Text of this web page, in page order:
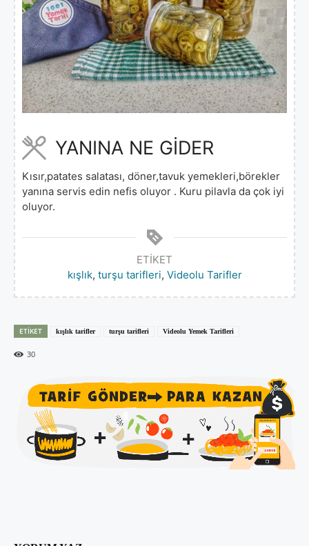
YANINA NE GİDER
Kısır,patates salatası, döner,tavuk yemekleri,börekler
yanına servis edin nefis oluyor . Kuru pilavla da çok iyi
oluyor.
ETIKET
kışlık, turşu tarifleri, Videolu Tarifler
ETIKET kışlık tarifler turşu tarifleri Videolu Yemek Tarifleri
30